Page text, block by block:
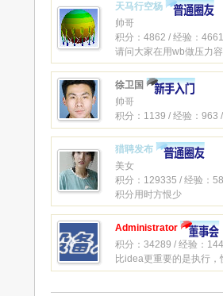
天马行空杨
帅哥
积分：4862 / 经验：
请问大家在用wb做压力
徐卫国
帅哥
积分：1139 / 经验：963
猎聘发布
美女
积分：129335 / 经验：
积分用时方恨少
Administrator
积分：34289 / 经验：
比idea更重要的是执行，